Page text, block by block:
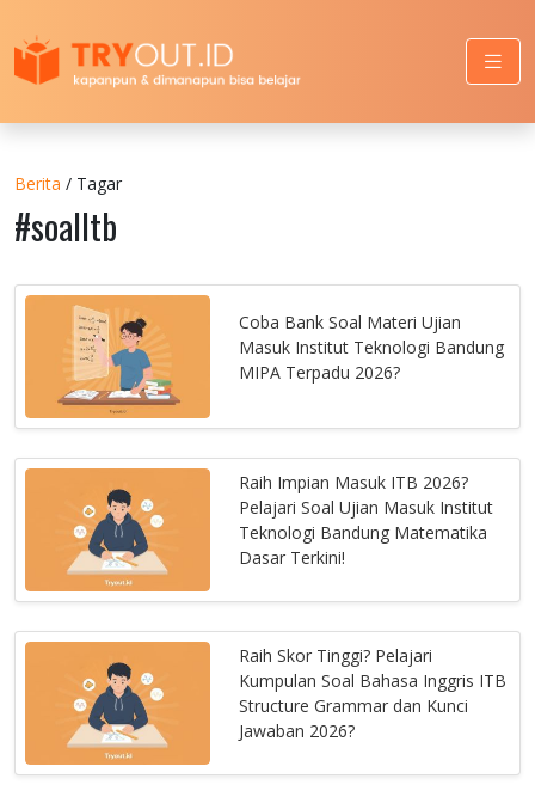
Berita / Tagar
#soalItb
Coba Bank Soal Materi Ujian
Masuk Institut Teknologi Bandung
MIPA Terpadu 2026?
Raih Impian Masuk ITB 2026?
Pelajari Soal Ujian Masuk Institut
Teknologi Bandung Matematika
Dasar Terkini!
Raih Skor Tinggi? Pelajari
Kumpulan Soal Bahasa Inggris ITB
Structure Grammar dan Kunci
Jawaban 2026?